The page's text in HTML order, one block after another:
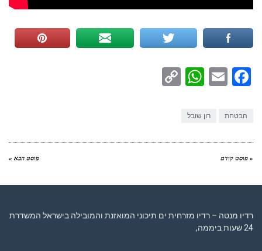
Facebook
Email
WhatsApp
הבטחת רון שובל
« פוסט קודם פוסט הבא »
רדיו מנטה – רדיו מזרחית ים תיכוני המואזנת והמובילה בישראל המשדרת
24 שעות ביממה,